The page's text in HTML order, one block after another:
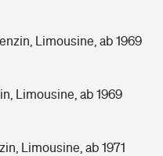
Limousine, ab 1969
Limousine, ab 1969
Limousine, ab 1971